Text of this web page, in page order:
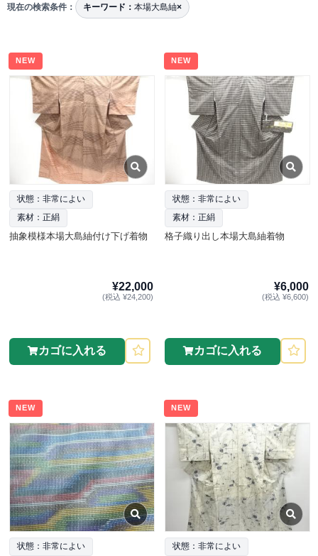
現在の検索条件： キーワード： 本場大島紬×
NEW
状態：非常によい
素材：正絹
抽象模様本場大島紬付け下げ着物
¥22,000
(税込 ¥24,200)
カゴに入れる
NEW
状態：非常によい
素材：正絹
格子織り出し本場大島紬着物
¥6,000
(税込 ¥6,600)
カゴに入れる
NEW
状態：非常によい
NEW
状態：非常によい